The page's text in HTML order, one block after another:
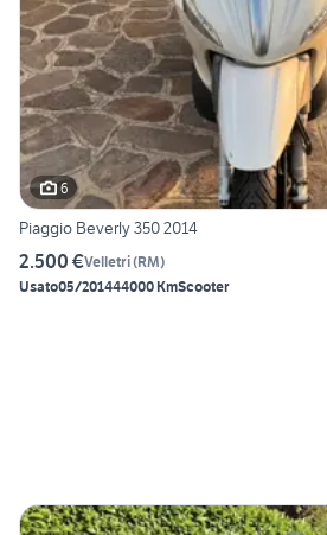
6
Piaggio Beverly 350 2014
2.500 €Velletri(RM)
Usato05/201444000 KmScooter